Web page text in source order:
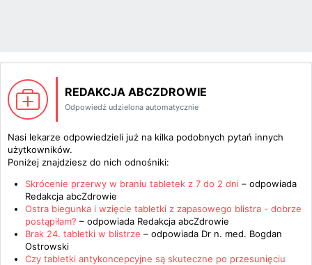
REDAKCJA ABCZDROWIE
Odpowiedź udzielona automatycznie
Nasi lekarze odpowiedzieli już na kilka podobnych pytań innych
użytkowników.
Poniżej znajdziesz do nich odnośniki:
Skrócenie przerwy w braniu tabletek z 7 do 2 dni – odpowiada
Redakcja abcZdrowie
Ostra biegunka i wzięcie tabletki z zapasowego blistra - dobrze
postąpiłam? – odpowiada Redakcja abcZdrowie
Brak 24. tabletki w blistrze – odpowiada Dr n. med. Bogdan
Ostrowski
Czy tabletki antykoncepcyjne są skuteczne po przesunięciu